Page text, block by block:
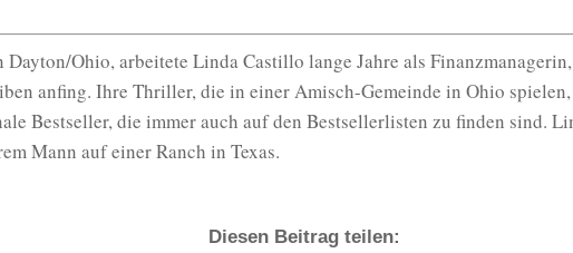
Dayton/Ohio, arbeitete Linda Castillo lange Jahre als
anfing. Ihre Thriller, die in einer Amisch-Gemeinde in Ohio
Bestseller, die immer auch auf den Bestsellerlisten zu finden sind.
Mann auf einer Ranch in Texas.
Diesen Beitrag teilen: